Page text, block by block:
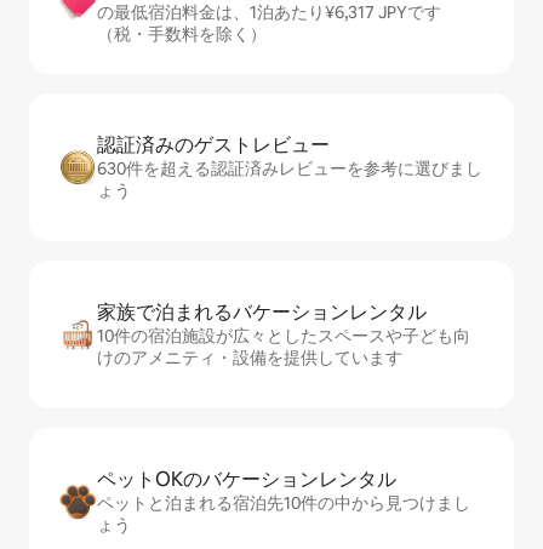
の最低宿泊料金は、1泊あたり¥6,317 JPYです
（税・手数料を除く）
認証済みのゲ⁠ス⁠ト⁠レ⁠ビ⁠ュ⁠ー
630件を超える認証済みレビューを参考に選びまし
ょう
家族で泊まれるバ⁠ケ⁠ー⁠シ⁠ョ⁠ンレ⁠ン⁠タ⁠ル
10件の宿泊施設が広々としたスペースや子ども向
けのアメニティ・設備を提供しています
ペットOKのバ⁠ケ⁠ー⁠シ⁠ョ⁠ンレ⁠ン⁠タ⁠ル
ペットと泊まれる宿泊先10件の中から見つけまし
ょう